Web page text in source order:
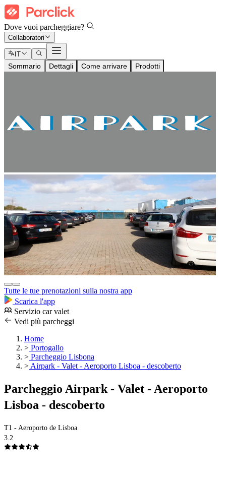
Dove vuoi parcheggiare?
Collaboratori
IT
Sommario Dettagli Come arrivare Prodotti
Tutte le tue prenotazioni sulla nostra app
Scarica l'app
Servizio car valet
Vedi più parcheggi
Home
> Portogallo
> Parcheggio Lisbona
> Airpark - Valet - Aeroporto Lisboa - descoberto
Parcheggio Airpark - Valet - Aeroporto
Lisboa - descoberto
T1 - Aeroporto de Lisboa
3.2